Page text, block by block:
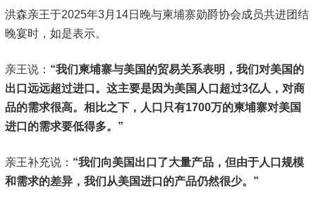
洪森亲王于2025年3月14日晚与柬埔寨勋爵协会成员共进团结
晚宴时，如是表示。
亲王说： “我们柬埔寨与美国的贸易关系表明，我们对美国的
出口远远超过进口。这主要是因为美国人口超过3亿人，对商
品的需求很高。相比之下，人口只有1700万的柬埔寨对美国
进口的需求要低得多。”
亲王补充说： “我们向美国出口了大量产品，但由于人口规模
和需求的差异，我们从美国进口的产品仍然很少。”